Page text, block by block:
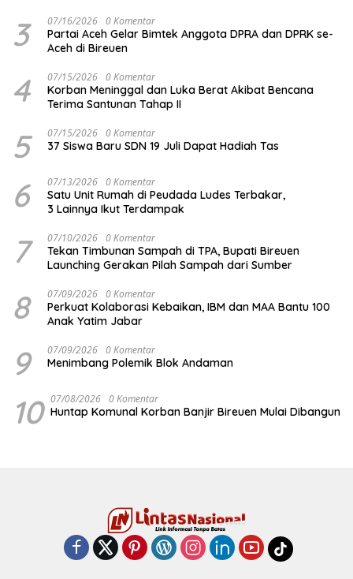
3 07/16/2026 0 Komentar
Partai Aceh Gelar Bimtek Anggota DPRA dan DPRK se-
Aceh di Bireuen
4 07/15/2026 0 Komentar
Korban Meninggal dan Luka Berat Akibat Bencana
Terima Santunan Tahap II
5 07/15/2026 0 Komentar
37 Siswa Baru SDN 19 Juli Dapat Hadiah Tas
6 07/13/2026 0 Komentar
Satu Unit Rumah di Peudada Ludes Terbakar,
3 Lainnya Ikut Terdampak
7 07/10/2026 0 Komentar
Tekan Timbunan Sampah di TPA, Bupati Bireuen
Launching Gerakan Pilah Sampah dari Sumber
8 07/09/2026 0 Komentar
Perkuat Kolaborasi Kebaikan, IBM dan MAA Bantu 100
Anak Yatim Jabar
9 07/09/2026 0 Komentar
Menimbang Polemik Blok Andaman
10 07/08/2026 0 Komentar
Huntap Komunal Korban Banjir Bireuen Mulai Dibangun